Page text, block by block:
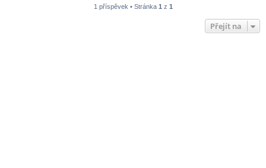
1 příspěvek • Stránka 1 z 1
Přejít na